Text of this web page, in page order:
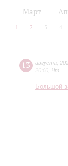
Март
1 2 3 4
13 августа
20:00 Чт
Большой